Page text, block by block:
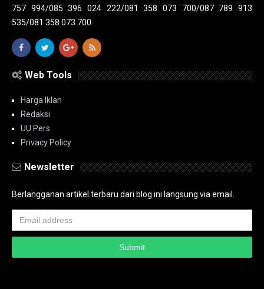
757 994/085 396 024 222/081 358 073 700/087 789 913
535/081 358 073 700.
Web Tools
Harga Iklan
Redaksi
UU Pers
Privacy Policy
Newsletter
Berlangganan artikel terbaru dari blog ini langsung via email.